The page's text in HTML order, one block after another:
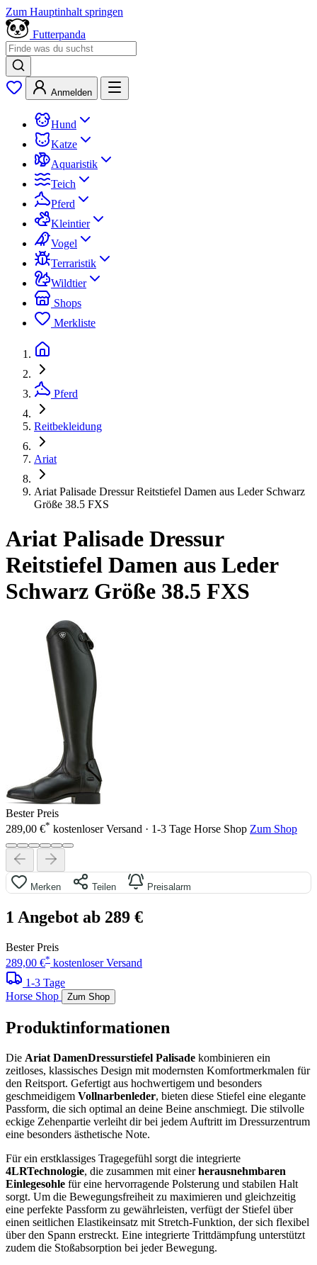
Zum Hauptinhalt springen
Futterpanda
Anmelden
Hund
Katze
Aquaristik
Teich
Pferd
Kleintier
Vogel
Terraristik
Wildtier
Shops
Merkliste
Pferd
Reitbekleidung
Ariat
Ariat Palisade Dressur Reitstiefel Damen aus Leder Schwarz
Größe 38.5 FXS
Ariat Palisade Dressur
Reitstiefel Damen aus Leder
Schwarz Größe 38.5 FXS
Bester Preis
289,00 €* kostenloser Versand · 1-3 Tage Horse Shop Zum Shop
Merken Teilen Preisalarm
1 Angebot ab 289 €
Bester Preis
289,00 €* kostenloser Versand
1-3 Tage
Horse Shop
Zum Shop
Produktinformationen
Die Ariat DamenDressurstiefel Palisade kombinieren ein
zeitloses, klassisches Design mit modernsten Komfortmerkmalen für
den Reitsport. Gefertigt aus hochwertigem und besonders
geschmeidigem Vollnarbenleder, bieten diese Stiefel eine elegante
Passform, die sich optimal an deine Beine anschmiegt. Die stilvolle
eckige Zehenpartie verleiht dir bei jedem Auftritt im Dressurzentrum
eine besonders ästhetische Note.
Für ein erstklassiges Tragegefühl sorgt die integrierte
4LRTechnologie, die zusammen mit einerherausnehmbaren
Einlegesohle für eine hervorragende Polsterung und stabilen Halt
sorgt. Um die Bewegungsfreiheit zu maximieren und gleichzeitig
eine perfekte Passform zu gewährleisten, verfügt der Stiefel über
einen seitlichen Elastikeinsatz mit Stretch-Funktion, der sich flexibel
über den Spann erstreckt. Eine integrierte Trittdämpfung unterstützt
zudem die Stoßabsorption bei jeder Bewegung.